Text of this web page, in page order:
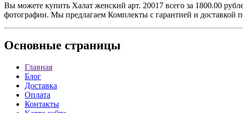
Вы можете купить Халат женский арт. 20017 всего за 1800.00
фотографии. Мы предлагаем Комплекты с гарантией и доставкой
Основные страницы
Главная
Блог
Доставка
Оплата
Контакты